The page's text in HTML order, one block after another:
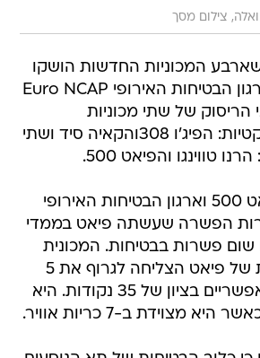
צילום מסך
המכוניות החדשות הושקו
בעולם, מפרסם ארגון הבטיחות האירופי Euro NCAP
של שתי מכוניות
משפחתיות קומפקטיות: הפיג'ו 308והקאיה סיד ושתי
טווינגו והפיאט 500.
ראשונה היא הפיאט 500 וארגון הבטיחות האירופי
הפשרה שעשתה פיאט בממדי
שום פשרות בבטיחות. המכונית
הקטנה והמעוצבת של פיאט הצליחה לגרוף את 5
כוכבי הבטיחות האפשריים בציון של 35 נקודות. היא
מצוידת ב-7 כריות אוויר.